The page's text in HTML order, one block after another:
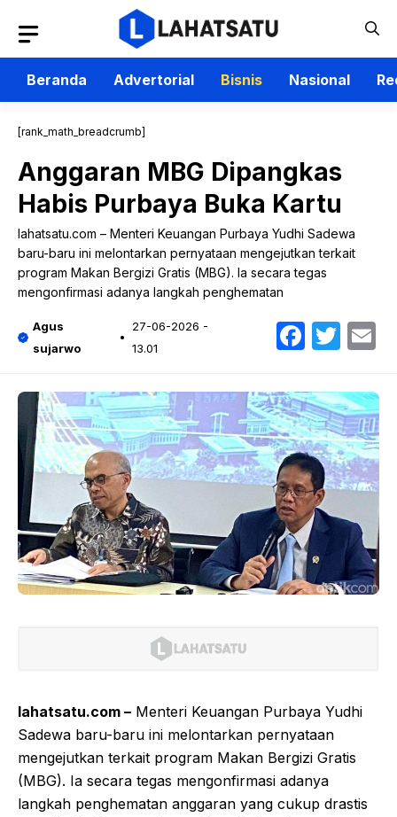
isi
Beranda
Advertorial Bisnis Nasional
[rank_math_breadcrumb]
Anggaran MBG Dipangkas
Habis Purbaya Buka Kartu
lahatsatu.com – Menteri Keuangan Purbaya Yudhi Sadewa
baru-baru ini melontarkan pernyataan mengejutkan terkait
program Makan Bergizi Gratis (MBG). Ia secara tegas
mengonfirmasi adanya langkah penghematan
Agus
sujarwo
27-06-2026 -
13.01
lahatsatu.com – Menteri Keuangan Purbaya Yudhi
Sadewa baru-baru ini melontarkan pernyataan
mengejutkan terkait program Makan Bergizi Gratis
(MBG). Ia secara tegas mengonfirmasi adanya
langkah penghematan anggaran yang cukup drastis